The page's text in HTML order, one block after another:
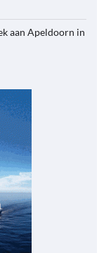
aan Apeldoorn in